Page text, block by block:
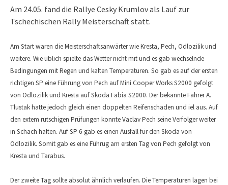
Am 24.05. fand die Rallye Cesky Krumlov als Lauf zur
Tschechischen Rally Meisterschaft statt.
Am Start waren die Meisterschaftsanwärter wie Kresta, Pech, Odlozilik und
weitere. Wie üblich spielte das Wetter nicht mit und es gab wechselnde
Bedingungen mit Regen und kalten Temperaturen. So gab es auf der ersten
richtigen SP eine Führung von Pech auf Mini Cooper Works S2000 gefolgt
von Odlozilik und Kresta auf Skoda Fabia S2000. Der bekannte Fahrer A.
Tlustak hatte jedoch gleich einen doppelten Reifenschaden und iel aus. Auf
den extem rutschigen Prüfungen konnte Vaclav Pech seine Verfolger weiter
in Schach halten. Auf SP 6 gab es einen Ausfall für den Skoda von
Odlozilik. Somit gab es eine Führug am ersten Tag von Pech gefolgt von
Kresta und Tarabus.
Der zweite Tag sollte absolut ähnlich verlaufen. Die Temperaturen lagen bei